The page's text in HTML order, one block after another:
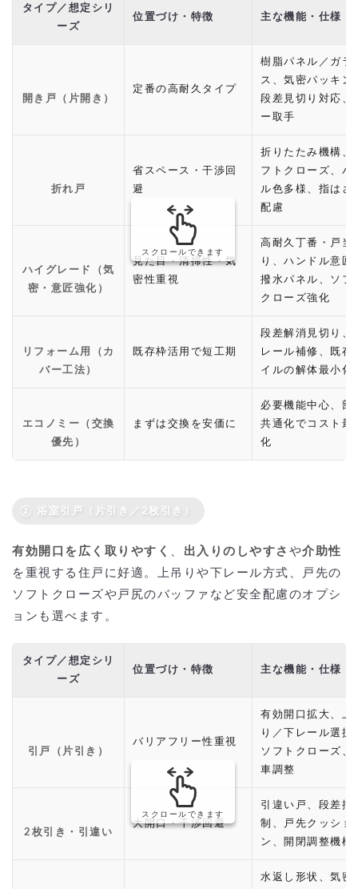
タイプ／想定シリ
ーズ
位置づけ・特徴 主な機能・仕様
開き戸（片開き）
定番の高耐久タイプ
樹脂パネル／ガラ
ス、気密パッキン
段差見切り対応、
ー取手
折れ戸
省スペース・干渉回
避
折りたたみ機構、
フトクローズ、パ
ル色多様、指はさ
配慮
ハイグレード（気
密・意匠強化）
見た目・清掃性・気
密性重視
高耐久丁番・戸当
り、ハンドル意匠
撥水パネル、ソフ
クローズ強化
リフォーム用（カ
バー工法）
既存枠活用で短工期
段差解消見切り、
レール補修、既存
イルの解体最小化
エコノミー（交換
優先）
まずは交換を安価に
必要機能中心、部
共通化でコスト最
化
スクロールできます
② 浴室引戸（片引き／2枚引き）
有効開口を広く取りやすく 出入りのしやすさ や介助性
を重視する住戸に好適。上吊りや下レール方式、戸先の
ソフトクローズや戸尻のバッファなど安全配慮のオプシ
ョンも選べます。
タイプ／想定シリ
ーズ
位置づけ・特徴 主な機能・仕様
引戸（片引き）
バリアフリー性重視
有効開口拡大、上
り／下レール選択
ソフトクローズ、
車調整
2枚引き・引違い
大開口・干渉回避
引違い戸、段差抑
制、戸先クッショ
ン、開閉調整機構
水返し形状、気密
スクロールできます